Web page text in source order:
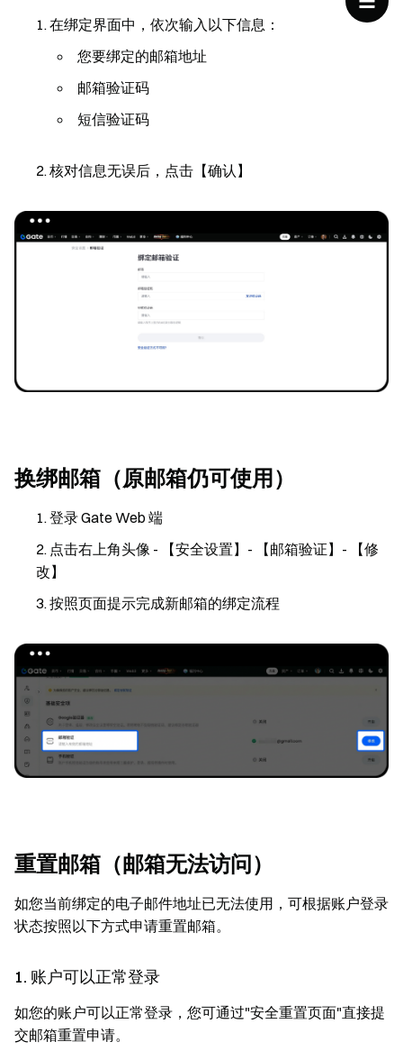
在绑定界面中，依次输入以下信息：
您要绑定的邮箱地址
邮箱验证码
短信验证码
核对信息无误后，点击【确认】
换绑邮箱（原邮箱仍可使用）
登录 Gate Web 端
点击右上角头像 - 【安全设置】- 【邮箱验证】- 【修
改】
按照页面提示完成新邮箱的绑定流程
重置邮箱（邮箱无法访问）
如您当前绑定的电子邮件地址已无法使用，可根据账户登录
状态按照以下方式申请重置邮箱。
1. 账户可以正常登录
如您的账户可以正常登录，您可通过"安全重置页面"直接提
交邮箱重置申请。